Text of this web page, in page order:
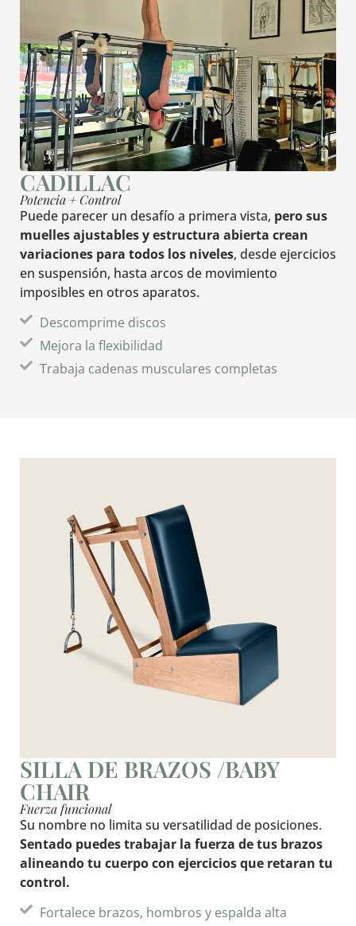
CADILLAC
Potencia + Control
Puede parecer un desafío a primera vista, pero sus
muelles ajustables y estructura abierta crean
variaciones para todos los niveles, desde ejercicios
en suspensión, hasta arcos de movimiento
imposibles en otros aparatos.
Descomprime discos
Mejora la flexibilidad
Trabaja cadenas musculares completas
SILLA DE BRAZOS /BABY
CHAIR
Fuerza funcional
Su nombre no limita su versatilidad de posiciones.
Sentado puedes trabajar la fuerza de tus brazos
alineando tu cuerpo con ejercicios que retaran tu
control.
Fortalece brazos, hombros y espalda alta